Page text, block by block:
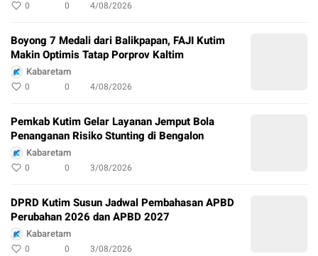
0 0 4/08/2026
Boyong 7 Medali dari Balikpapan, FAJI Kutim
Makin Optimis Tatap Porprov Kaltim
Kabaretam
0 0 4/08/2026
Pemkab Kutim Gelar Layanan Jemput Bola
Penanganan Risiko Stunting di Bengalon
Kabaretam
0 0 3/08/2026
DPRD Kutim Susun Jadwal Pembahasan APBD
Perubahan 2026 dan APBD 2027
Kabaretam
0 0 3/08/2026